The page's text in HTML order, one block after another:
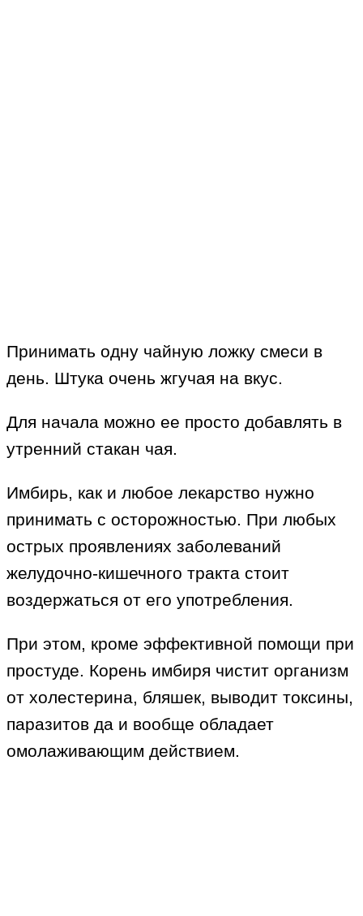
Принимать одну чайную ложку смеси в
день. Штука очень жгучая на вкус.
Для начала можно ее просто добавлять в
утренний стакан чая.
Имбирь, как и любое лекарство нужно
принимать с осторожностью. При любых
острых проявлениях заболеваний
желудочно-кишечного тракта стоит
воздержаться от его употребления.
При этом, кроме эффективной помощи при
простуде. Корень имбиря чистит организм
от холестерина, бляшек, выводит токсины,
паразитов да и вообще обладает
омолаживающим действием.